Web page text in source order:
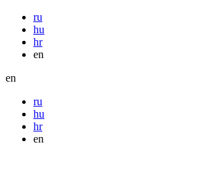
ru
hu
hr
en
en
ru
hu
hr
en